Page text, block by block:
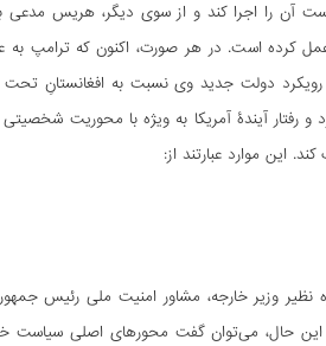
آن را اجرا کند و از سوی دیگر، هریس مدعی
کرده است. در هر صورت، اکنون که ترامپ به
دولت جدید وی نسبت به افغانستانِ تحت
و رفتار آیندۀ آمریکا به ویژه با محوریت
این موارد عبارتند از:
وزیر خارجه، مشاور امنیت ملی رئیس
این حال، می­‌توان گفت محورهای اصلی سیاست